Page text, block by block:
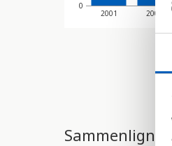
0
2001 2002
Sammenligne